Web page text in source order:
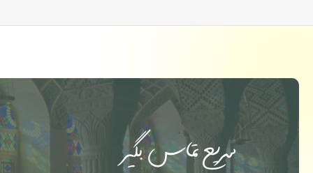
سریع تماس بگیر